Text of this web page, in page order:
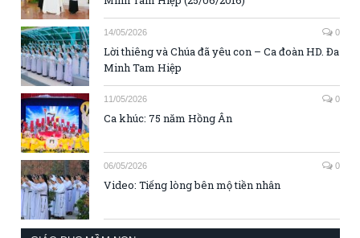
14/05/2026 0
Lời thiêng và Chúa đã yêu con – Ca đoàn HD. Đa
Minh Tam Hiệp
11/05/2026 0
Ca khúc: 75 năm Hồng Ân
06/05/2026 0
Video: Tiếng lòng bên mộ tiền nhân